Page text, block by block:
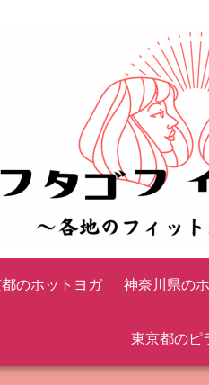
のホットヨガ 神奈川県の
東京都のピ